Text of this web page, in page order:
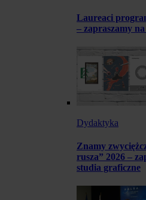
Laureaci
– zapraszamy
Dydaktyka
Znamy
rusza” 2026 –
studia graficzne